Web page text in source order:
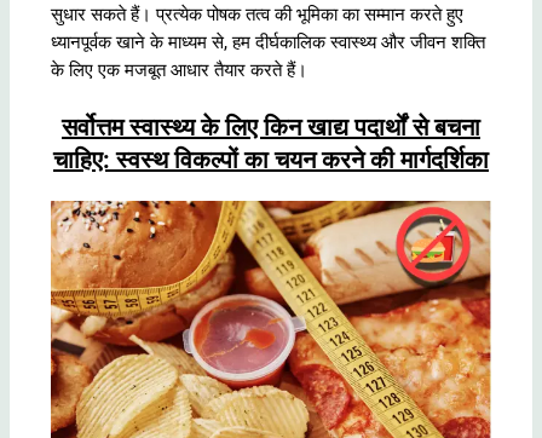
सुधार सकते हैं। प्रत्येक पोषक तत्व की भूमिका का सम्मान करते हुए
ध्यानपूर्वक खाने के माध्यम से, हम दीर्घकालिक स्वास्थ्य और जीवन शक्ति
के लिए एक मजबूत आधार तैयार करते हैं।
सर्वोत्तम स्वास्थ्य के लिए किन खाद्य पदार्थों से बचना
चाहिए: स्वस्थ विकल्पों का चयन करने की मार्गदर्शिका